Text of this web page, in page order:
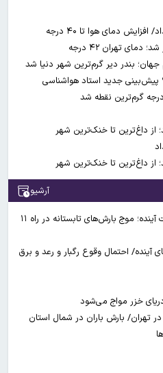
دمای هوا تا ۴۰ درجه
تهران ۴۲ درجه
جدید استاد هواشناسی
از داغ‌ترین تا خنک‌ترین شهر
از داغ‌ترین تا خنک‌ترین شهر
آرشیو
وضعیت جوی کشور در ۷۲ ساعت آینده؛ موج بارش‌های تابستانه در راه ۱۱
احتمال وقوع رگبار و رعد و برق
تهران/ بارش باران در شمال استان